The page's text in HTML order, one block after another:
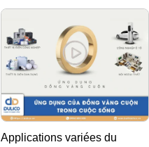
Applications variées du